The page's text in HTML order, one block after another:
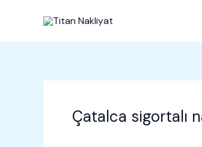
Çatalca sigortalı